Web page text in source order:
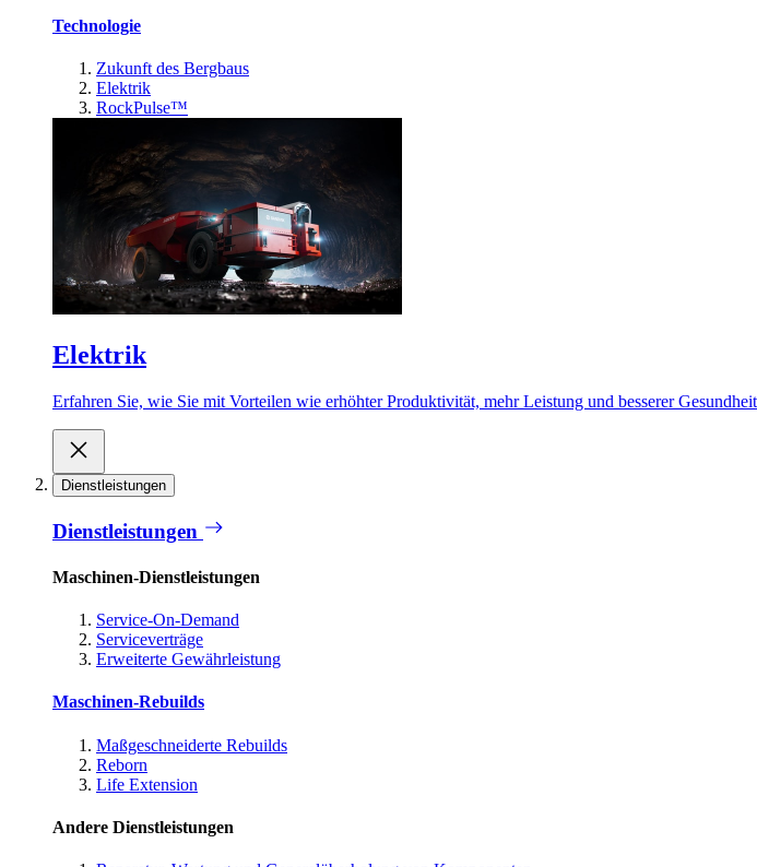
Technologie
Zukunft des Bergbaus
Elektrik
RockPulse™
Elektrik
Erfahren Sie, wie Sie mit Vorteilen wie erhöhter Produktivität, mehr Leistung und besserer
Dienstleistungen
Dienstleistungen
Maschinen-Dienstleistungen
Service-On-Demand
Serviceverträge
Erweiterte Gewährleistung
Maschinen-Rebuilds
Maßgeschneiderte Rebuilds
Reborn
Life Extension
Andere Dienstleistungen